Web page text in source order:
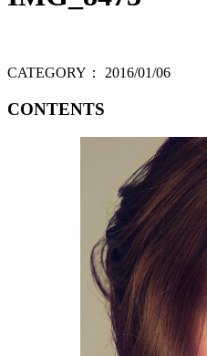
CATEGORY： 2016/01/06
CONTENTS